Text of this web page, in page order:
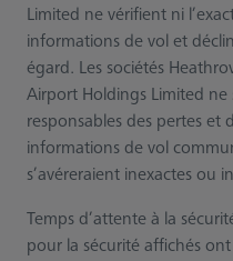
Limited ne vérifient ni
informations de vol et
égard. Les sociétés
Airport Holdings Limited
responsables des pertes et
informations de vol
s’avéreraient inexactes ou
Temps d’attente à la
pour la sécurité affichés